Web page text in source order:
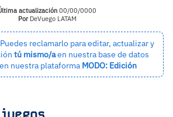
actualización 00/00/0000
PorDeVuego LATAM
Puedes reclamarlo para editar, actualizar y
tú mismo/aen nuestra base de datos
nuestra plataforma MODO: Edición